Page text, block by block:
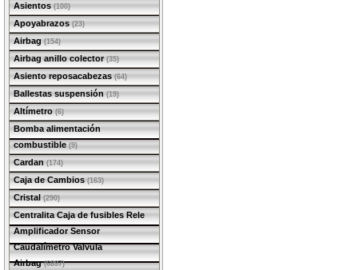
Asientos (100)
Apoyabrazos (23)
Airbag (154)
Airbag anillo colector (35)
Asiento reposacabezas (64)
Ballestas suspensión (19)
Altímetro (6)
Bomba alimentación
combustible(9)
Cardan (174)
Caja de Cambios (163)
Cristal (290)
Centralita Caja de fusibles Rele
Amplificador Sensor
Caudalímetro Valvula
Airbag(6897)